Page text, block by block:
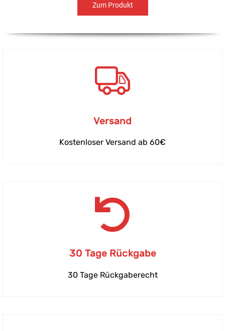
Zum Produkt
Versand
Kostenloser Versand ab 60€
30 Tage Rückgabe
30 Tage Rückgaberecht